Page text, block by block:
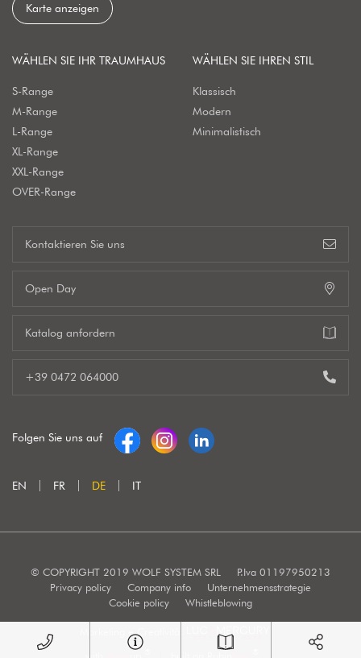
Karte anzeigen
WÄHLEN SIE IHR TRAUMHAUS
S-Range
M-Range
L-Range
XL-Range
XXL-Range
OVER-Range
WÄHLEN SIE IHREN STIL
Klassisch
Modern
Minimalistisch
Kontaktieren Sie uns
Open Day
Katalog anfordern
+39 0472 064000
Folgen Sie uns auf
EN FR DE IT
© COPYRIGHT 2019 WOLF SYSTEM SRL
P.Iva 01197950213
Privacy policy
Company info
Unternehmensstrategie
Cookie policy
Whistleblowing
Marketing e Creatività: